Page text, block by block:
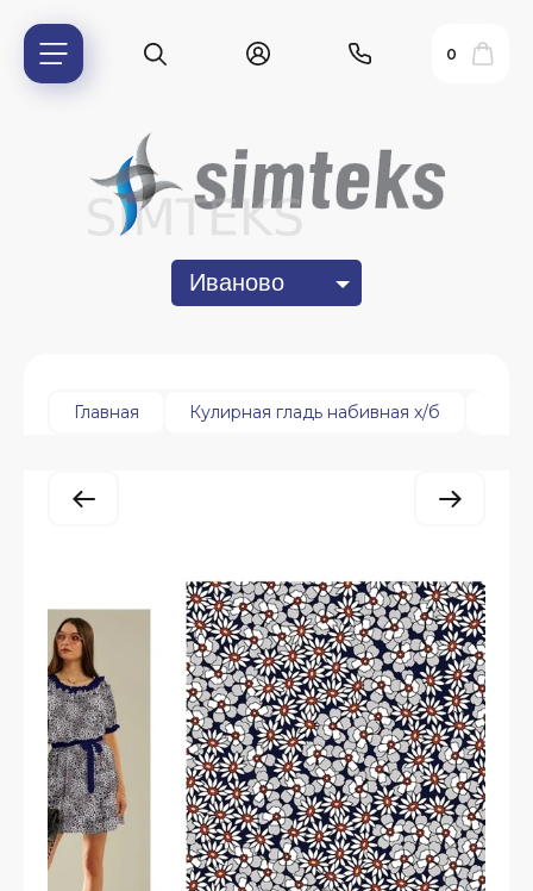
Иваново
0
Главная Кулирная гладь набивная х/б